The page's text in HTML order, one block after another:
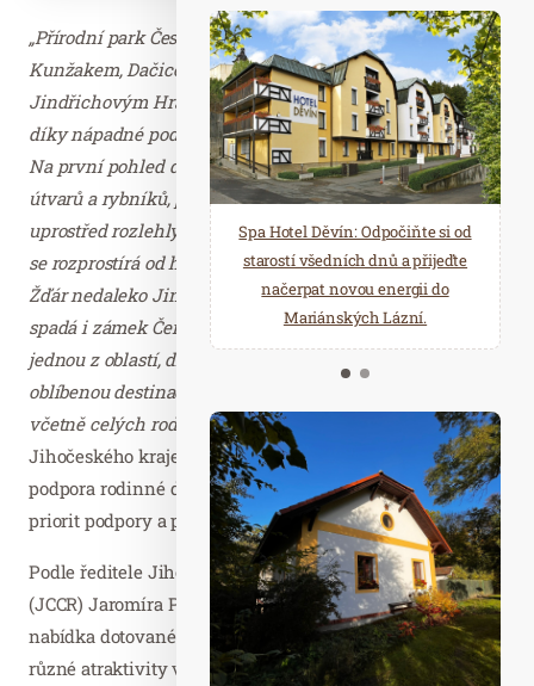
„Přírodní park Česká Kanada, to je území mezi
Kunžakem, Dačicemi, Slavonicemi, Novou Bystřicí a
Jindřichovým Hradcem. Svůj název získala tato krajina
díky nápadné podobnosti s oblastmi na severu Ameriky.
Na první pohled drsná příroda se spoustou skalních
útvarů a rybníků, připomínajících severská jezera
uprostřed rozlehlých lesů. Turistická oblast Česká Kanada
se rozprostírá od hranic s krajem Vysočina až po Pluhův
Žďár nedaleko Jindřichova Hradce a do turistické oblasti
spadá i zámek Červená Lhota. Česká Kanada je tedy
jednou z oblastí, díky nimž jsou jižní Čechy tolik
oblíbenou destinací pro domácí i zahraniční turisty,
včetně celých rodin s dětmi,“uvedla hejtmanka
Jihočeského kraje Ivana Stráská a poznamenala, že
podpora rodinné dovolené napříč regionem je jednou z
priorit podpory a propagace turismu v jižních Čechách.
Podle ředitele Jihočeské centrály cestovního ruchu
(JCCR) Jaromíra Poláška je prorodinně orientována také
nabídka dotovaného ubytování či slev vstupného na
různé atraktivity v Jihočeském kraji. „Aktivita
Spa Hotel Děvín: Odpočiňte si od
starostí všedních dnů a přijeďte
načerpat novou energii do
Mariánských Lázní.
Saunový ráj Holice: Odpočinek a
relaxace v oáze klidu a pohody.
Několik druhů saun a různé
možnosti ochlazení.